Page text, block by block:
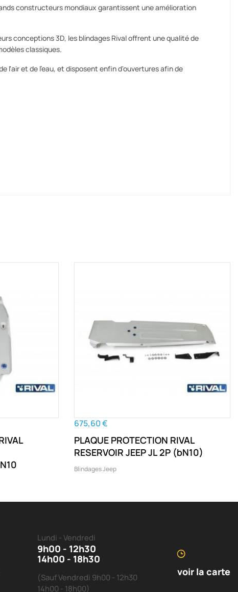
constructeurs mondiaux garantissent une amélioration
conceptions 3D, les blindages Rival offrent une qualité de
classiques.
l'air et de l'eau, et disposent enfin d'ouvertures afin de
JEEP JL (bN10
675,60 €
PLAQUE PROTECTION RIVAL
RESERVOIR JEEP JL 2P (bN10)
Blindages Jeep
Lundi - Vendredi
9h00 - 12h30
14h00 - 18h30
(Sauf Vendredi 9h00 - 12h30
14h00 - 18h00)
voir la carte